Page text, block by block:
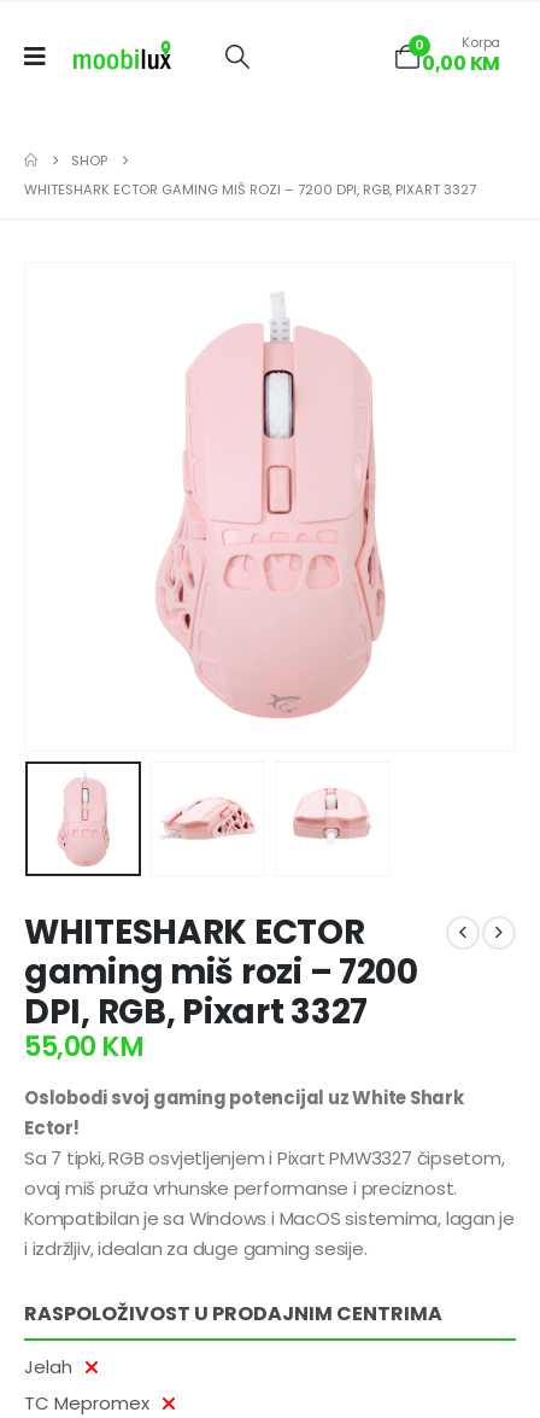
0 Korpa
0,00 KM
SHOP
WHITESHARK ECTOR GAMING MIŠ ROZI – 7200 DPI, RGB, PIXART 3327
WHITESHARK ECTOR
gaming miš rozi – 7200
DPI, RGB, Pixart 3327
55,00 KM
Oslobodi svoj gaming potencijal uz White Shark
Ector!
Sa 7 tipki, RGB osvjetljenjem i Pixart PMW3327 čipsetom,
ovaj miš pruža vrhunske performanse i preciznost.
Kompatibilan je sa Windows i MacOS sistemima, lagan je
i izdržljiv, idealan za duge gaming sesije.
RASPOLOŽIVOST U PRODAJNIM CENTRIMA
Jelah
TC Mepromex